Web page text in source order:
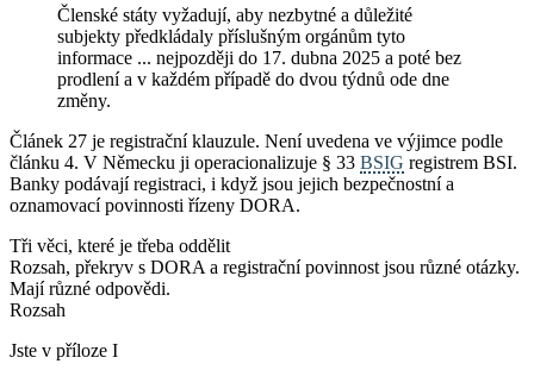
Členské státy vyžadují, aby nezbytné a důležité
subjekty předkládaly příslušným orgánům tyto
informace ... nejpozději do 17. dubna 2025 a poté bez
prodlení a v každém případě do dvou týdnů ode dne
změny.
Článek 27 je registrační klauzule. Není uvedena ve výjimce podle
článku 4. V Německu ji operacionalizuje § 33 BSIG registrem BSI.
Banky podávají registraci, i když jsou jejich bezpečnostní a
oznamovací povinnosti řízeny DORA.
Tři věci, které je třeba oddělit
Rozsah, překryv s DORA a registrační povinnost jsou různé otázky.
Mají různé odpovědi.
Rozsah
Jste v příloze I